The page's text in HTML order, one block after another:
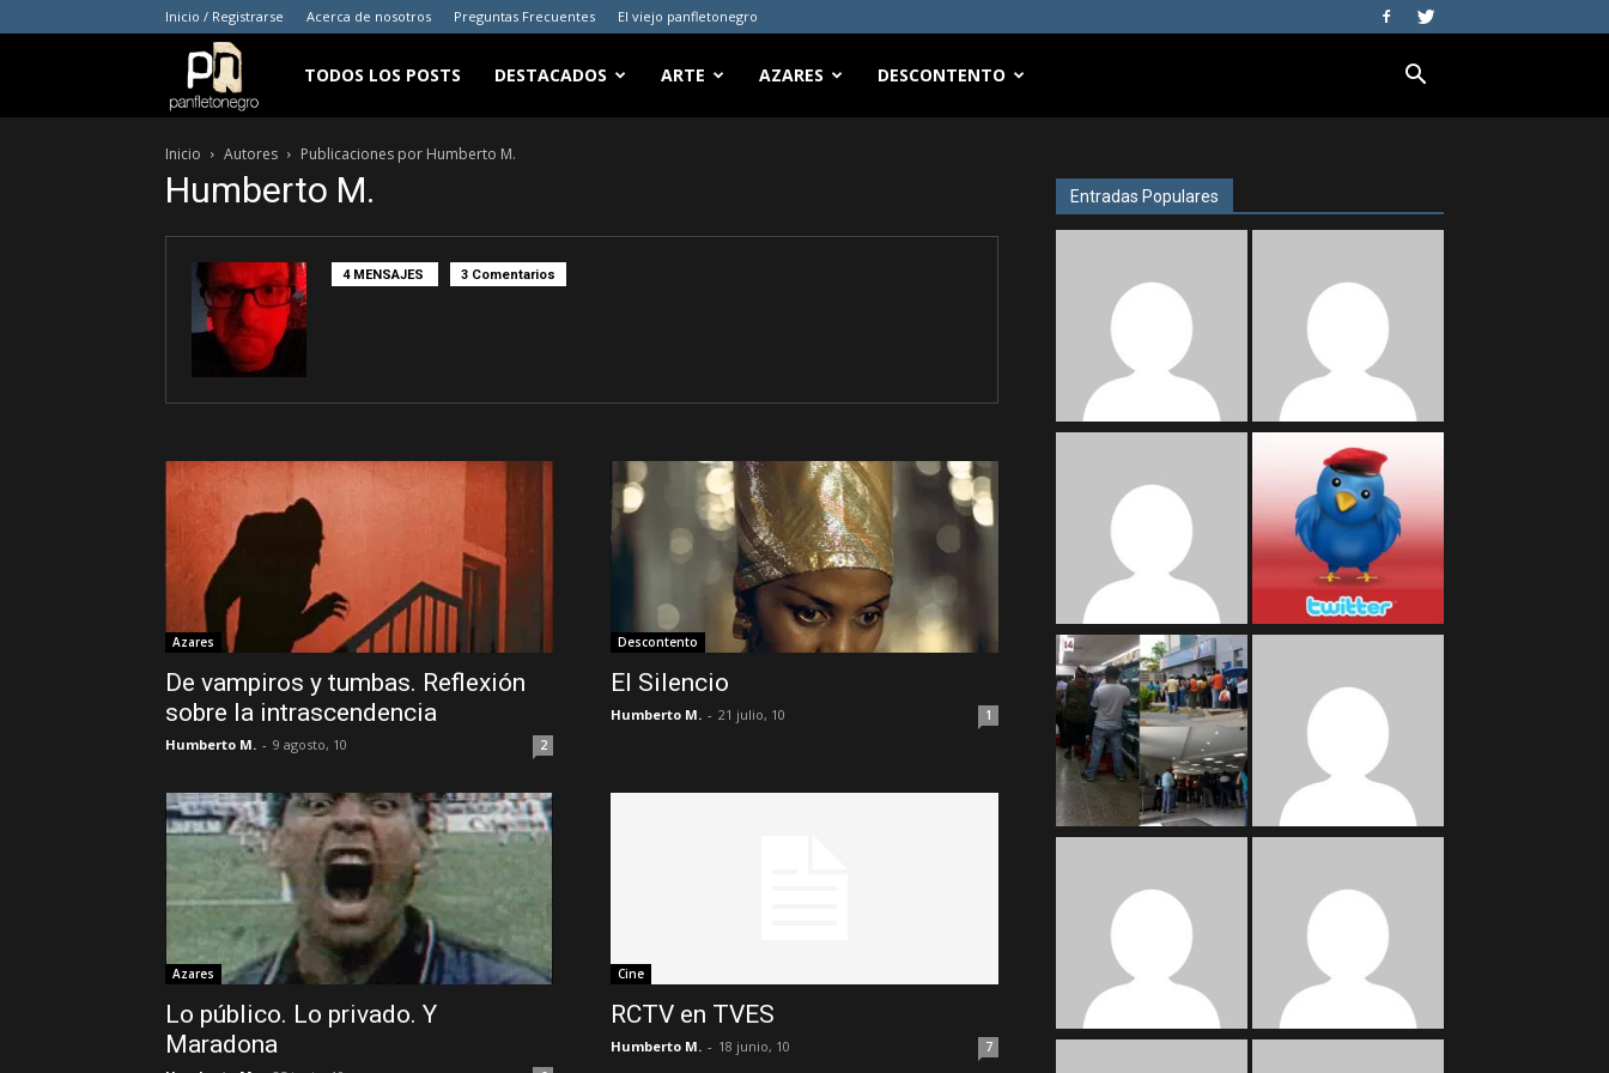
Inicio / Registrarse Acerca de nosotros Preguntas Frecuentes El viejo panfletonegro
panfletonegro
TODOS LOS POSTS DESTACADOS ARTE AZARES DESCONTENTO
Inicio Autores Publicaciones por Humberto M.
Humberto M.
4 MENSAJES 3 Comentarios
Azares
De vampiros y tumbas. Reflexión
sobre la intrascendencia
Humberto M. - 9 agosto, 10 2
Descontento
El Silencio
Humberto M. - 21 julio, 10 1
Azares
Lo público. Lo privado. Y
Maradona
Cine
RCTV en TVES
Humberto M. - 18 junio, 10 7
Entradas Populares